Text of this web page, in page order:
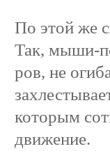
По этой же
Так, мыши-
ров, не
которым
движение.